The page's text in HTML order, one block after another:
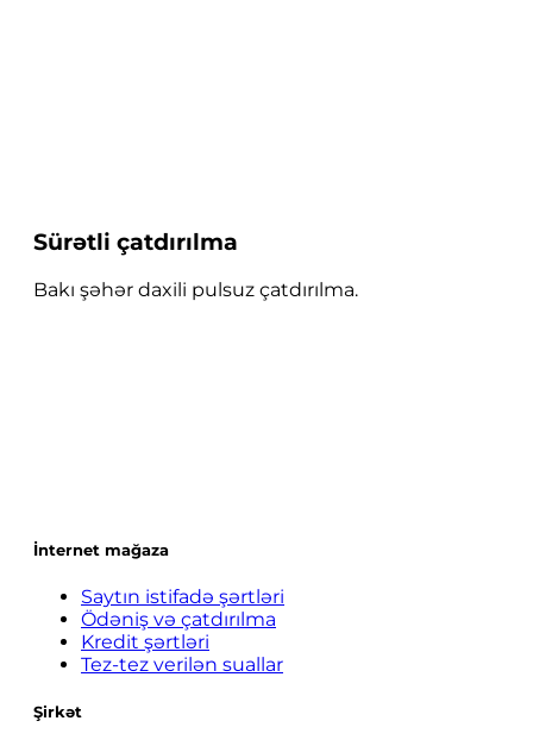
Sürətli çatdırılma
Bakı şəhər daxili pulsuz çatdırılma.
İnternet mağaza
Saytın istifadə şərtləri
Ödəniş və çatdırılma
Kredit şərtləri
Tez-tez verilən suallar
Şirkət